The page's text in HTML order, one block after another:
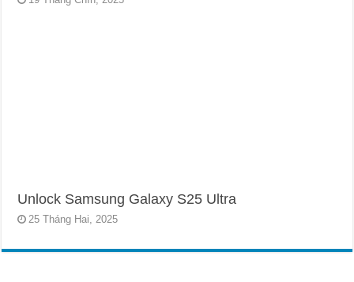
Unlock Samsung Galaxy S25 Ultra
25 Tháng Hai, 2025